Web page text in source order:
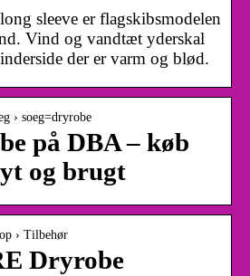
sleeve er flagskibsmodelen
Vind og vandtæt yderskal
der er varm og blød.
› soeg=dryrobe
på DBA – køb
og brugt
› Tilbehør
Dryrobe